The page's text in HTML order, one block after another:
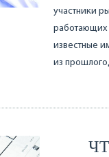
участники
работающих
известные
из